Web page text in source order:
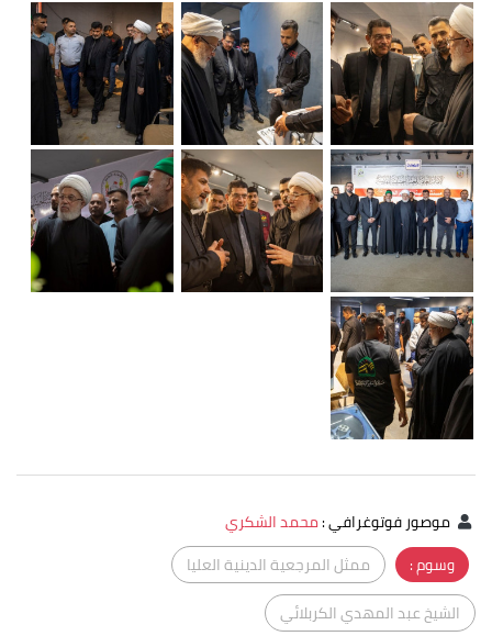
موصور فوتوغرافي:محمد الشكري
وسوم :
ممثل المرجعية الدينية العليا
الشيخ عبد المهدي الكربلائي